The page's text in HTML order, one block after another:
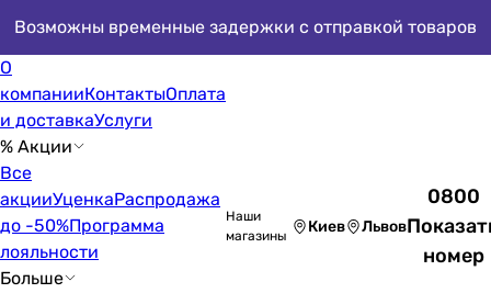
Возможны временные задержки с отправкой товаров
О
компанииКонтактыОплата
и доставкаУслуги
% Акции
Все
акцииУценкаРаспродажа
до -50%Программа
лояльности
Больше
Наши
магазины
Киев Львов
0800
номер